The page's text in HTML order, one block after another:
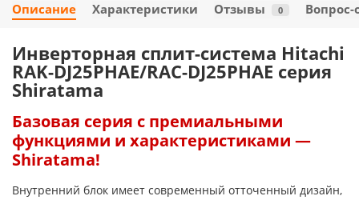
Описание Характеристики Отзывы 0 Вопрос-
Инверторная сплит-система Hitachi
RAK-DJ25PHAE/RAC-DJ25PHAE серия
Shiratama
Базовая серия с премиальными
функциями и характеристиками —
Shiratama!
Внутренний блок имеет современный отточенный дизайн,